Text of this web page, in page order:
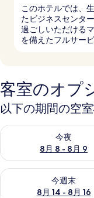
このホテルでは、
たビジネスセンタ
過ごしいただける
を備えたフルサー
客室のオプ
以下の期間の空
今夜
8月 8 - 8月 9
今夜 8月 8 - 8月 9 の
今週末
8月 14 - 8月 16
今週末 8月 14 - 8月 16